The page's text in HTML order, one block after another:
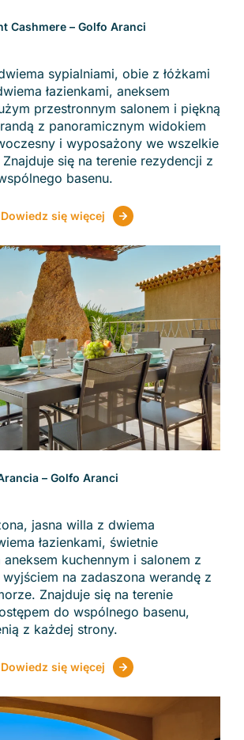
Cashmere – Golfo Aranci
sypialniami, obie z łóżkami
łazienkami, aneksem
przestronnym salonem i piękną
z panoramicznym widokiem
i wyposażony we wszelkie
się na terenie rezydencji z
basenu.
Dowiedz się więcej
– Golfo Aranci
jasna willa z dwiema
łazienkami, świetnie
kuchennym i salonem z
na zadaszona werandę z
Znajduje się na terenie
do wspólnego basenu,
z każdej strony.
Dowiedz się więcej
Zobacz regiony